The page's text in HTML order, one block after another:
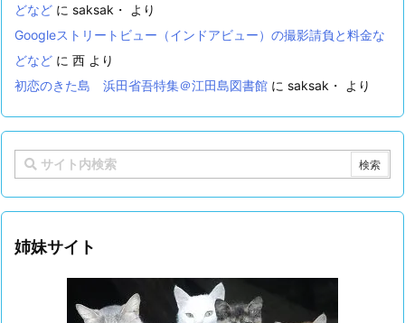
どなど に saksak・
より
Googleストリートビュー（インドアビュー）の撮影請負と料金な
どなど に 西 より
初恋のきた島 浜田省吾特集＠江田島図書館 に saksak・ より
姉妹サイト